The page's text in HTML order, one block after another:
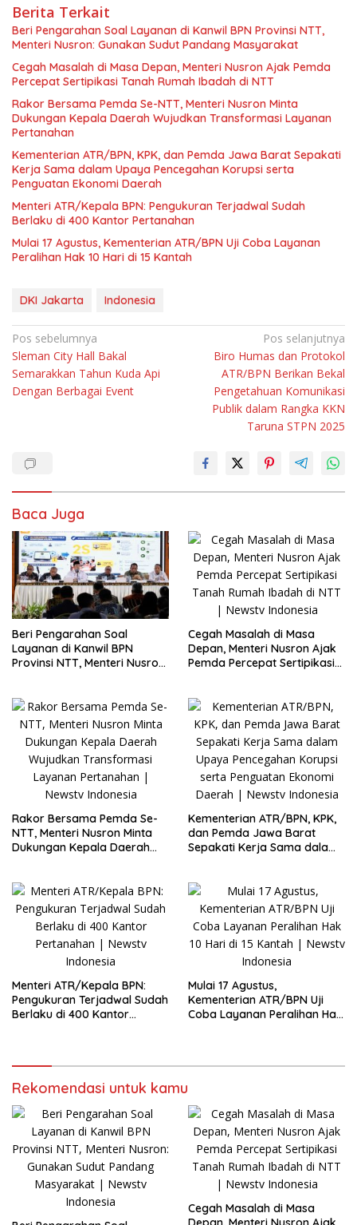
Berita Terkait
Beri Pengarahan Soal Layanan di Kanwil BPN Provinsi NTT,
Menteri Nusron: Gunakan Sudut Pandang Masyarakat
Cegah Masalah di Masa Depan, Menteri Nusron Ajak Pemda
Percepat Sertipikasi Tanah Rumah Ibadah di NTT
Rakor Bersama Pemda Se-NTT, Menteri Nusron Minta
Dukungan Kepala Daerah Wujudkan Transformasi Layanan
Pertanahan
Kementerian ATR/BPN, KPK, dan Pemda Jawa Barat Sepakati
Kerja Sama dalam Upaya Pencegahan Korupsi serta
Penguatan Ekonomi Daerah
Menteri ATR/Kepala BPN: Pengukuran Terjadwal Sudah
Berlaku di 400 Kantor Pertanahan
Mulai 17 Agustus, Kementerian ATR/BPN Uji Coba Layanan
Peralihan Hak 10 Hari di 15 Kantah
DKI Jakarta Indonesia
Navigasi
pos
Pos sebelumnya
Sleman City Hall Bakal
Semarakkan Tahun Kuda Api
Dengan Berbagai Event
Pos selanjutnya
Biro Humas dan Protokol
ATR/BPN Berikan Bekal
Pengetahuan Komunikasi
Publik dalam Rangka KKN
Taruna STPN 2025
Baca Juga
Beri Pengarahan Soal
Layanan di Kanwil BPN
Provinsi NTT, Menteri Nusron:
Cegah Masalah di Masa
Depan, Menteri Nusron Ajak
Pemda Percepat Sertipikasi
Rakor Bersama Pemda Se-
NTT, Menteri Nusron Minta
Dukungan Kepala Daerah
Kementerian ATR/BPN, KPK,
dan Pemda Jawa Barat
Sepakati Kerja Sama dalam
Daerah
Menteri ATR/Kepala BPN:
Pengukuran Terjadwal Sudah
Berlaku di 400 Kantor
Mulai 17 Agustus,
Kementerian ATR/BPN Uji
Coba Layanan Peralihan Hak
Rekomendasi untuk kamu
Cegah Masalah di Masa